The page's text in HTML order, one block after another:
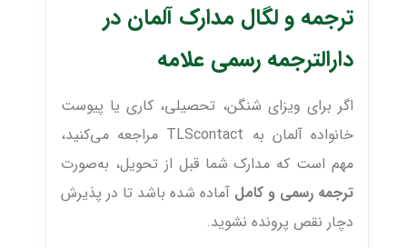
ترجمه و لگال مدارک آلمان در
دارالترجمه رسمی علامه
اگر برای ویزای شنگن، تحصیلی، کاری یا پیوست
خانواده آلمان به TLScontact مراجعه می‌کنید،
مهم است که مدارک شما قبل از تحویل، به‌صورت
ترجمه رسمی و کامل آماده شده باشد تا در پذیرش
دچار نقص پرونده نشوید.